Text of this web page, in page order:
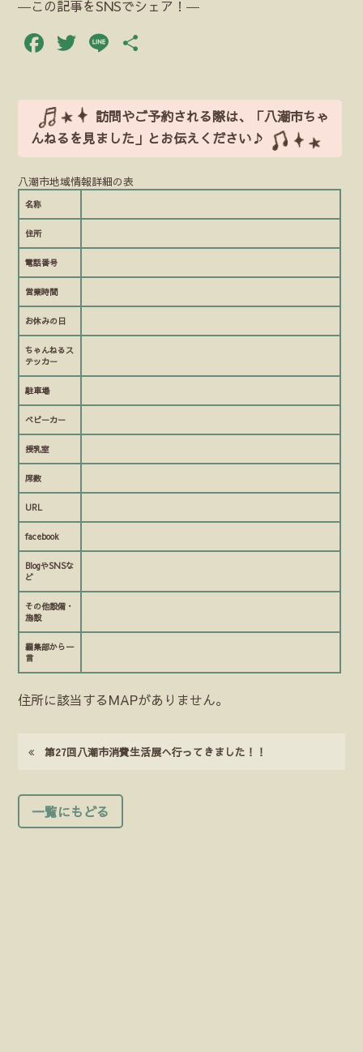
―この記事をSNSでシェア！―
Facebook
Twitter
Line
訪問やご予約される際は、「八潮市ちゃ
んねるを見ました」とお伝えください♪
八潮市地域情報詳細の表
名称
住所
電話番号
営業時間
お休みの日
ちゃんねるス
テッカー
駐車場
ベビーカー
授乳室
席数
URL
facebook
BlogやSNSな
ど
その他設備・
施設
編集部から一
言
住所に該当するMAPがありません。
第27回八潮市消費生活展へ行ってきました！！
一覧にもどる